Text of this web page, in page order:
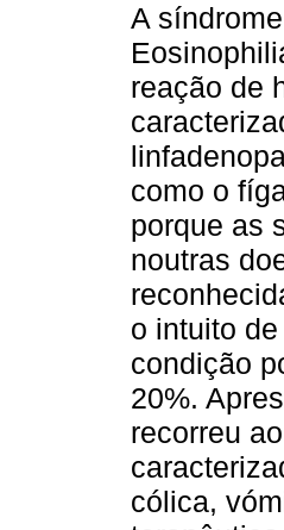
A
reação de
como o
porque as
noutras
o intuito
condição
20%.
recorreu
cólica,